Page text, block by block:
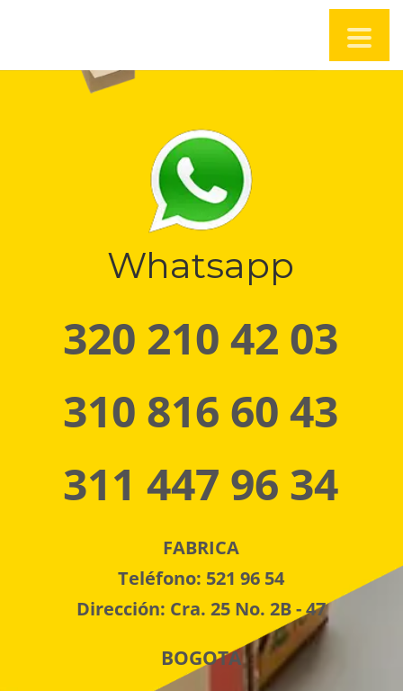
Whatsapp
320 210 42 03
310 816 60 43
311 447 96 34
FABRICA
Teléfono: 521 96 54
Dirección: Cra. 25 No. 2B - 47
BOGOTA